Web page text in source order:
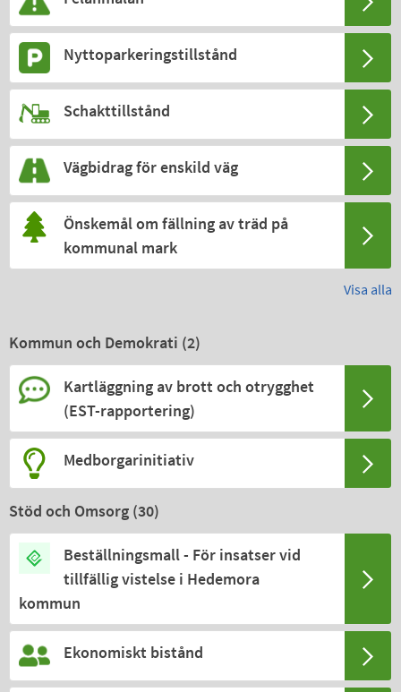
Nyttoparkeringstillstånd
Schakttillstånd
Vägbidrag för enskild väg
Önskemål om fällning av träd på
kommunal mark
Visa alla
Kommun och Demokrati (2)
Kartläggning av brott och otrygghet
(EST-rapportering)
Medborgarinitiativ
Stöd och Omsorg (30)
Beställningsmall - För insatser vid
tillfällig vistelse i Hedemora
kommun
Ekonomiskt bistånd